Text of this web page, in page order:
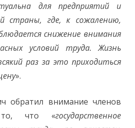
для предприятий и
страны, где, к сожалению,
снижение внимания
условий труда. Жизнь
раз за это приходиться
».
обратил внимание членов
то, что «государственное